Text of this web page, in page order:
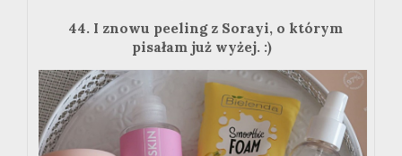
44. I znowu peeling z Sorayi, o którym
pisałam już wyżej. :)